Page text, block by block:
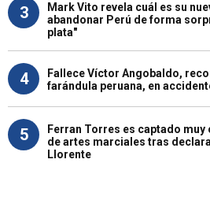
3
Mark Vito revela cuál es su
abandonar Perú de forma
plata"
4
Fallece Víctor Angobaldo,
farándula peruana, en
5
Ferran Torres es captado
de artes marciales tras
Llorente